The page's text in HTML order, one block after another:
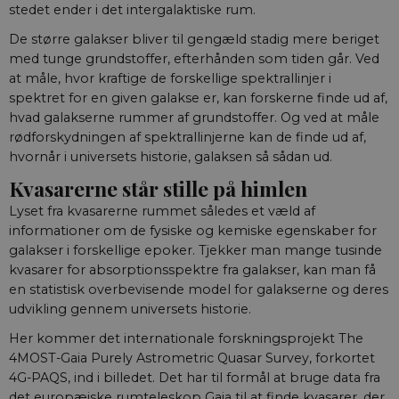
stedet ender i det intergalaktiske rum.
De større galakser bliver til gengæld stadig mere beriget
med tunge grundstoffer, efterhånden som tiden går. Ved
at måle, hvor kraftige de forskellige spektrallinjer i
spektret for en given galakse er, kan forskerne finde ud af,
hvad galakserne rummer af grundstoffer. Og ved at måle
rødforskydningen af spektrallinjerne kan de finde ud af,
hvornår i universets historie, galaksen så sådan ud.
Kvasarerne står stille på himlen
Lyset fra kvasarerne rummet således et væld af
informationer om de fysiske og kemiske egenskaber for
galakser i forskellige epoker. Tjekker man mange tusinde
kvasarer for absorptionsspektre fra galakser, kan man få
en statistisk overbevisende model for galakserne og deres
udvikling gennem universets historie.
Her kommer det internationale forskningsprojekt The
4MOST-Gaia Purely Astrometric Quasar Survey, forkortet
4G-PAQS, ind i billedet. Det har til formål at bruge data fra
fe_typo_user
Typo3 Association
aktuelnaturvidenskab.dk
Session
.vimeo.com
minutter
59
sekunder